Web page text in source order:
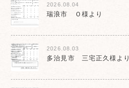
2026.08.04
瑞浪市 Ｏ様より
2026.08.03
多治見市 三宅正久様より